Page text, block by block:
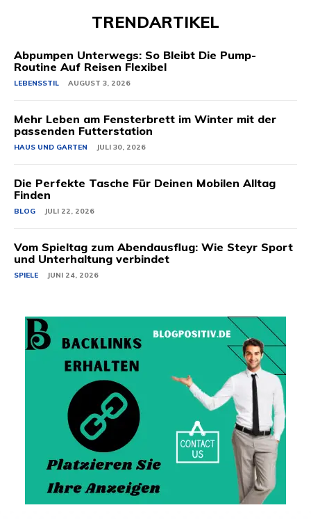
TRENDARTIKEL
Abpumpen Unterwegs: So Bleibt Die Pump-
Routine Auf Reisen Flexibel
LEBENSSTIL AUGUST 3, 2026
Mehr Leben am Fensterbrett im Winter mit der
passenden Futterstation
HAUS UND GARTEN JULI 30, 2026
Die Perfekte Tasche Für Deinen Mobilen Alltag
Finden
BLOG JULI 22, 2026
Vom Spieltag zum Abendausflug: Wie Steyr Sport
und Unterhaltung verbindet
SPIELE JUNI 24, 2026